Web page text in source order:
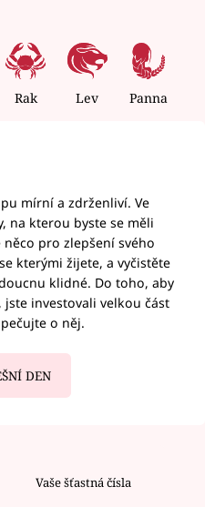
Rak Lev Panna
mírní a zdrženliví. Ve
na kterou byste se měli
pro zlepšení svého
kterými žijete, a vyčistěte
klidné. Do toho, aby
investovali velkou část
o něj.
DEN
Vaše šťastná čísla